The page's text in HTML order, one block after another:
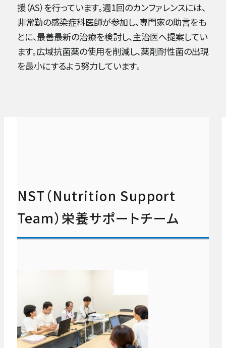
援（AS）を行っています。週1回のカンファレンスには、
非常勤の感染症科医師が参加し、専門家の助言をも
とに、最善最新の治療を検討し、主治医へ提案してい
ます。広域抗菌薬の使用を削減し、薬剤耐性菌の出現
を最小にするよう努力しています。
NST（Nutrition Support
Team）栄養サポートチーム